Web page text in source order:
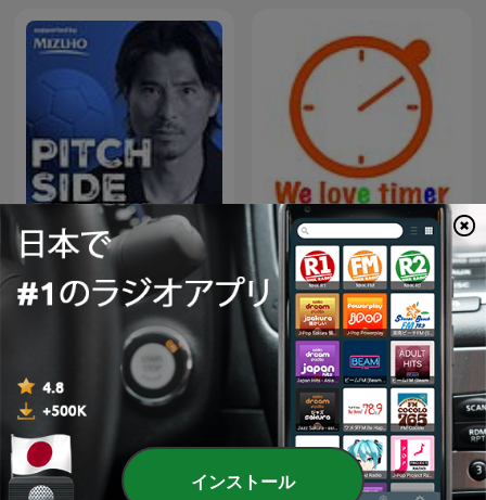
ピッチサイド 日本サッカー
ここだけの話
タイマーが大好き
インストール